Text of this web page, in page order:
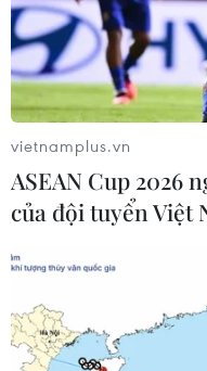
Nga tăng mạnh
sang Trung Quốc
vietnamplus.vn
ASEAN Cup 2026
của đội tuyển Việt